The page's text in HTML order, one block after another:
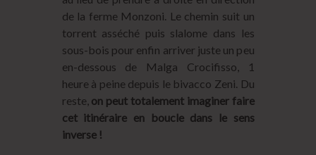
de la ferme Monzoni. Le chemin suit un
torrent asséché puis slalome dans les
sous-bois pour enfin arriver juste un peu
en-dessous de Malga Crocifisso, 1
heure à peine depuis le bivacco Zeni. Du
reste, on peut totalement imaginer faire
cet itinéraire en boucle dans le sens
inverse !